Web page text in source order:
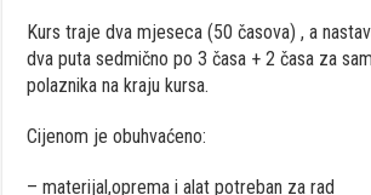
Kurs traje dva mjeseca (50 časova) , a
dva puta sedmično po 3 časa + 2 časa za
polaznika na kraju kursa.
Cijenom je obuhvaćeno:
– materijal,oprema i alat potreban za rad